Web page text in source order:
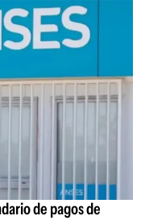
de pagos de